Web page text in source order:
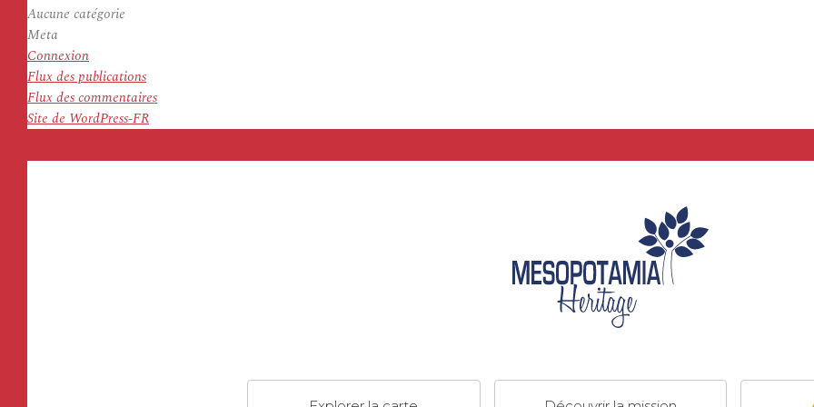
Aucune catégorie
Meta
Connexion
Flux des publications
Flux des commentaires
Site de WordPress-FR